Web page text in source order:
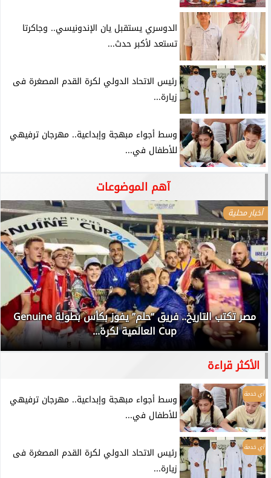
الدوسري يستقبل يان الإندونيسي.. وجاكرتا
تستعد لأكبر حدث...
رئيس الاتحاد الدولي لكرة القدم المصغرة فى
زيارة...
وسط أجواء مبهجة وإبداعية.. مهرجان ترفيهي
للأطفال في...
آهم الموضوعات
أخبار محلية
مصر تكتب التاريخ.. فريق “حلم” يفوز بكأس بطولة Genuine
Cup العالمية لكرة...
الأكثر قراءة
أي خدمة
وسط أجواء مبهجة وإبداعية.. مهرجان ترفيهي
للأطفال في...
أي خدمة
رئيس الاتحاد الدولي لكرة القدم المصغرة فى
زيارة...